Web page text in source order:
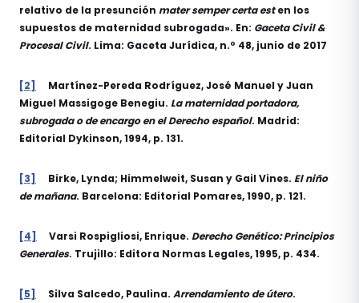
relativo de la presunción mater semper certa esten los
supuestos de maternidad subrogada». En: Gaceta Civil &
Procesal Civil. Lima: Gaceta Jurídica, n.º 48, junio de 2017
[2]
Martínez-Pereda Rodríguez, José Manuel y Juan
Miguel Massigoge Benegiu. La maternidad portadora,
subrogada o de encargo en el Derecho español. Madrid:
Editorial Dykinson, 1994, p. 131.
[3] Birke, Lynda; Himmelweit, Susan y Gail Vines. El niño
de mañana. Barcelona: Editorial Pomares, 1990, p. 121.
[4] Varsi Rospigliosi, Enrique. Derecho Genético: Principios
Generales. Trujillo: Editora Normas Legales, 1995, p. 434.
[5] Silva Salcedo, Paulina. Arrendamiento de útero.